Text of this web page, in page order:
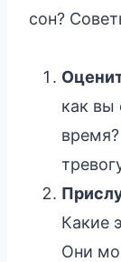
сон?
как вы
Какие
Они